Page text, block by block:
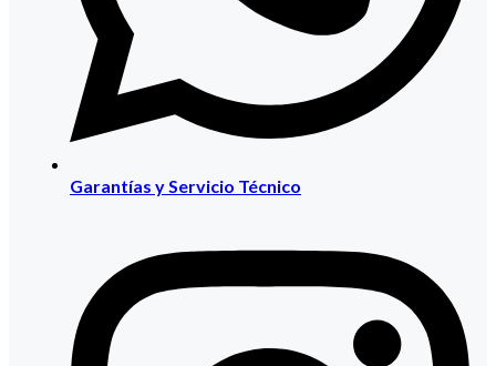
Garantías y Servicio Técnico